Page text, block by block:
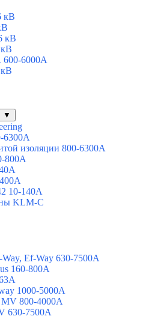
кВ
кВ
6000A
▼
6300A
изоляции 800-6300A
800A
10-140A
KLM-C
Way, Ef-Way 630-7500A
160-800A
1000-5000A
800-4000A
630-7500A